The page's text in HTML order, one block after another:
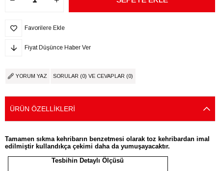
Favorilere Ekle
Fiyat Düşünce Haber Ver
YORUM YAZ SORULAR (0) VE CEVAPLAR (0)
ÜRÜN ÖZELLIKLERI
Tamamen sıkma kehribarın benzetmesi olarak toz kehribardan imal
edilmiştir kullandıkça çekimi daha da yumuşayacaktır.
Tesbihin Detaylı Ölçüsü